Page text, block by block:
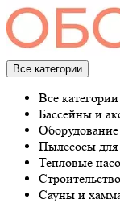
Все категории
Все категории
Бассейны и
Оборудование
Пылесосы для
Тепловые
Сауны и